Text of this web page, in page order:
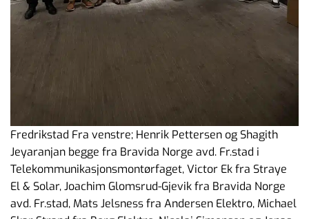
Fredrikstad Fra venstre; Henrik Pettersen og Shagith
Jeyaranjan begge fra Bravida Norge avd. Fr.stad i
Telekommunikasjonsmontørfaget, Victor Ek fra Straye
El & Solar, Joachim Glomsrud-Gjevik fra Bravida Norge
avd. Fr.stad, Mats Jelsness fra Andersen Elektro, Michael